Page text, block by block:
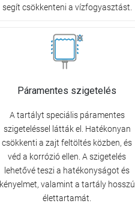
segít csökkenteni a vízfogyasztást.
Páramentes szigetelés
A tartályt speciális páramentes
szigeteléssel látták el. Hatékonyan
csökkenti a zajt feltöltés közben, és
véd a korrózió ellen. A szigetelés
lehetővé teszi a hatékonyságot és
kényelmet, valamint a tartály hosszú
élettartamát.